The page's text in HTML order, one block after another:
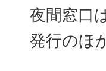
夜間窓口
発行のほ